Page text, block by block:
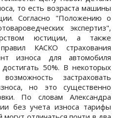
то есть возраста машины
Согласно "Положению о
экспертиз",
юстиции, а также
КАСКО страхования
износа для автомобиля
50%. В некоторых
застраховать
но это существенно
По словам Александра
без учета износа тарифы